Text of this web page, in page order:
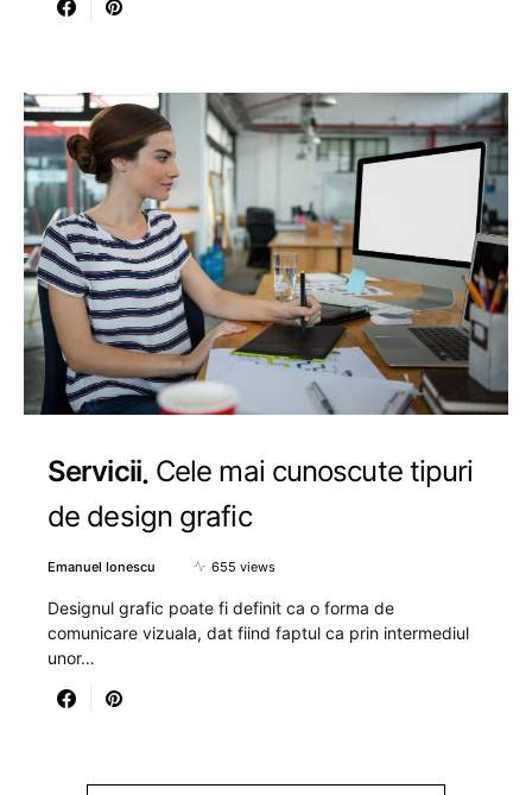
Servicii Cele mai cunoscute tipuri
de design grafic
Emanuel Ionescu 655 views
Designul grafic poate fi definit ca o forma de
comunicare vizuala, dat fiind faptul ca prin intermediul
unor…